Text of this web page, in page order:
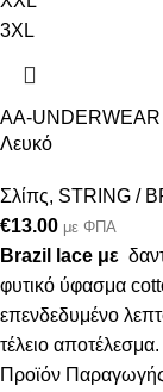
3XL
AA-UNDERWEAR
Λευκό
Σλίπς, STRING /
€13.00 με ΦΠΑ
Brazil lace με
φυτικό ύφασμα
επενδεδυμένο
τέλειο
Προϊόν